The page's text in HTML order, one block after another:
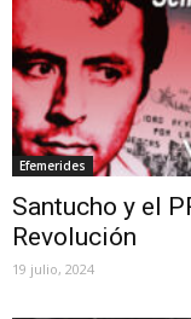
Efemerides
Santucho y el
Revolución
19 julio, 2024